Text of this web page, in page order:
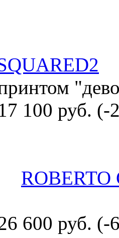
100 руб. (-
600 руб. (-